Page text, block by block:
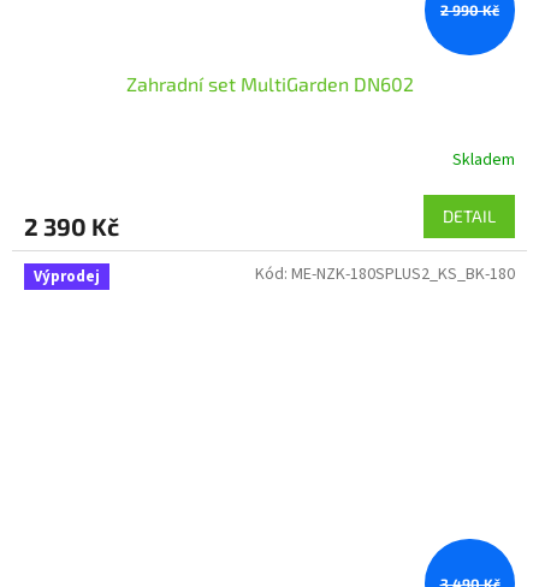
2 990 Kč
Zahradní set MultiGarden DN602
Skladem
2 390 Kč DETAIL
Výprodej
3 490 Kč
Kód: ME-NZK-180SPLUS2_KS_BK-180